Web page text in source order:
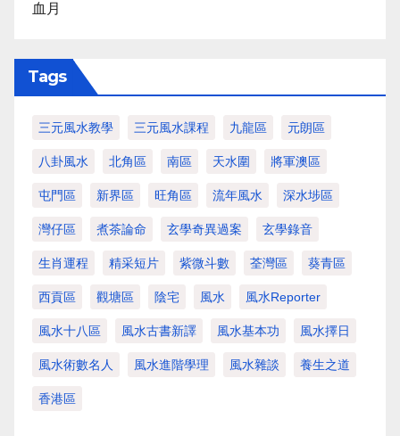
血月
Tags
三元風水教學 三元風水課程 九龍區 元朗區
八卦風水 北角區 南區 天水圍 將軍澳區
屯門區 新界區 旺角區 流年風水 深水埗區
灣仔區 煮茶論命 玄學奇異過案 玄學錄音
生肖運程 精采短片 紫微斗數 荃灣區 葵青區
西貢區 觀塘區 陰宅 風水 風水Reporter
風水十八區 風水古書新譯 風水基本功 風水擇日
風水術數名人 風水進階學理 風水雜談 養生之道
香港區